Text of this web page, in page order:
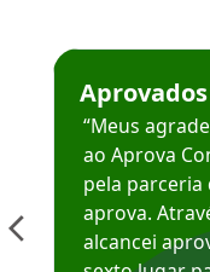
Estudante José
Aprovados
“Meus
ao Aprova
pela parceria
aprova.
alcancei